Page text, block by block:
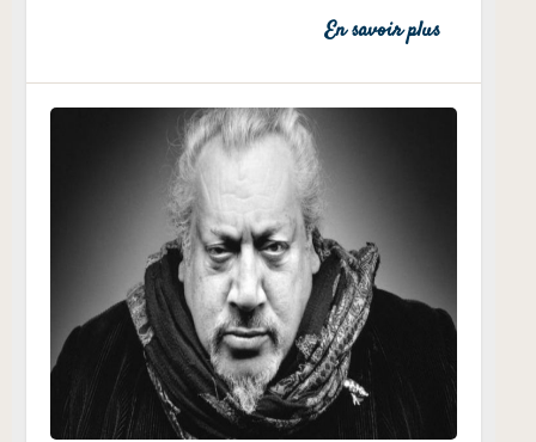
En savoir plus